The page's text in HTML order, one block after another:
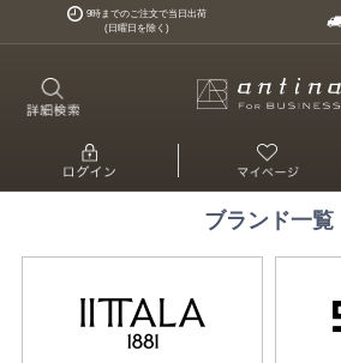
9時までのご注文で当日出荷
(日曜日を除く)
ブランド一覧